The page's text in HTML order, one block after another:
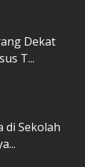
Dekat
T...
di Sekolah